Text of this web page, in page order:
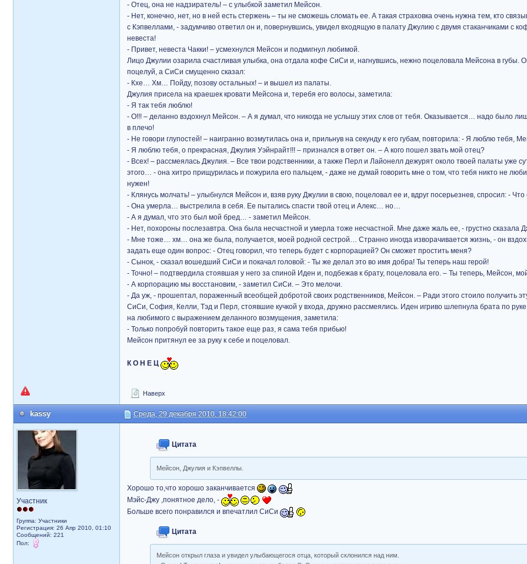
- Отец, она не надзиратель! – с улыбкой заметил Мейсон.
- Нет, конечно, нет, но в ней есть стержень – ты не сможешь сломать ее. А такая страховка очень нужна тем, кто
с Кэпвеллами, - задумчиво ответил он и, повернувшись, увидел входящую в палату Джулию с двумя стаканчиками с
невеста!
- Привет, невеста Чакки! – усмехнулся Мейсон и подмигнул любимой.
Лицо Джулии озарила счастливая улыбка, она отдала кофе СиСи и, нагнувшись, нежно поцеловала Мейсона в губы.
поцелуй, а СиСи смущенно сказал:
- Кхе… Хм… Пойду, позову остальных! – и вышел из палаты.
Джулия присела на краешек кровати Мейсона и, теребя его волосы, заметила:
- Я так тебя люблю!
- О!!! – деланно вздохнул Мейсон. – А я думал, что никогда не услышу этих слов от тебя. Оказывается… надо было
в плечо!
- Не говори глупостей! – наигранно возмутилась она и, прильнув на секунду к его губам, повторила: - Я люблю тебя,
- Я люблю тебя, о прекрасная, Джулия Уэйнрайт!!! – признался в ответ он. – А кого пошел звать мой отец?
- Всех! – рассмеялась Джулия. – Все твои родственники, а также Перл и Лайонелл дежурят около твоей палаты уже
этого… - она хитро прищурилась и пожурила его пальцем, - даже не думай говорить мне о том, что тебя никто не
нужен!
- Клянусь молчать! – улыбнулся Мейсон и, взяв руку Джулии в свою, поцеловал ее и, вдруг посерьезнев, спросил: -
- Она умерла… выстрелила в себя. Ее пытались спасти твой отец и Алекс… но…
- А я думал, что это был мой бред… - заметил Мейсон.
- Нет, похороны послезавтра. Она была несчастной и умерла тоже несчастной. Мне даже жаль ее, - грустно сказала
- Мне тоже… хм… она же была, получается, моей родной сестрой… Странно иногда изворачивается жизнь, - он
задать еще один вопрос: - Отец говорил, что теперь будет с корпорацией? Он сможет простить меня?
- Сынок, - сказал вошедший СиСи и покачал головой: - Ты же делал это во имя добра! Ты теперь наш герой!
- Точно! – подтвердила стоявшая у него за спиной Иден и, подбежав к брату, поцеловала его. – Ты теперь, Мейсон,
- А корпорацию мы восстановим, - заметил СиСи. – Это мелочи.
- Да уж, - прошептал, пораженный всеобщей добротой своих родственников, Мейсон. – Ради этого стоило получить
СиСи, София, Келли, Тэд и Перл, стоявшие кучкой у входа, дружно рассмеялись. Иден игриво шлепнула брата по
на любимого с выражением деланного возмущения, заметила:
- Только попробуй повторить такое еще раз, я сама тебя прибью!
Мейсон притянул ее за руку к себе и поцеловал.
К О Н Е Ц
Наверх
kassy Среда, 29 декабря 2010, 18:42:00
Участник
Группа: Участники
Регистрация: 26 Апр 2010, 01:10
Сообщений: 221
Пол:
Цитата
Мейсон, Джулия и Кэпвеллы.
Хорошо то,что хорошо заканчивается
Мэйс-Джу ,понятное дело, -
Больше всего понравился и впечатлил СиСи
Цитата
Мейсон открыл глаза и увидел улыбающегося отца, который склонился над ним.